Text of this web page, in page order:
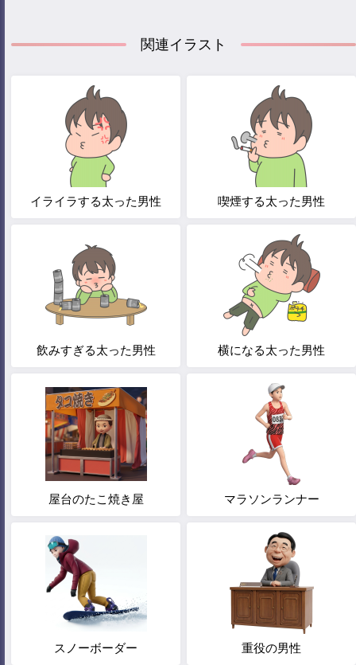
関連イラスト
イライラする太った男性 喫煙する太った男性
飲みすぎる太った男性 横になる太った男性
屋台のたこ焼き屋 マラソンランナー
スノーボーダー 重役の男性